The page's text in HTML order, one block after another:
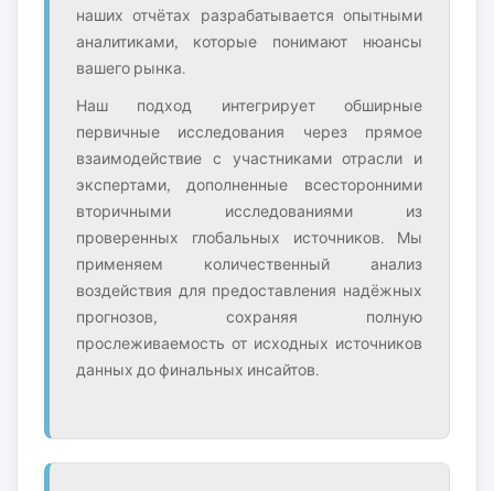
наших отчётах разрабатывается опытными
аналитиками, которые понимают нюансы
вашего рынка.
Наш подход интегрирует обширные
первичные исследования через прямое
взаимодействие с участниками отрасли и
экспертами, дополненные всесторонними
вторичными исследованиями из
проверенных глобальных источников. Мы
применяем количественный анализ
воздействия для предоставления надёжных
прогнозов, сохраняя полную
прослеживаемость от исходных источников
данных до финальных инсайтов.